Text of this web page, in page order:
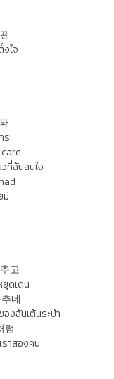
ใจ
ร
ที่ฉันสนใจ
มี
고
ยุดเดิน
네
งฉันเต้นระบำ
럼
ราสองคน